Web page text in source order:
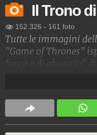
Il Trono
152.326 - 161 foto
Tutte le immagini
"Game of Thrones"
fuoco e di ghiaccio" di